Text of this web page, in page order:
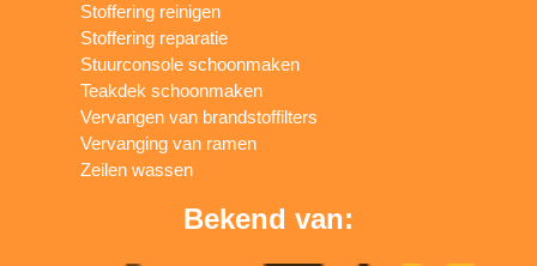
Stoffering reinigen
Stoffering reparatie
Stuurconsole schoonmaken
Teakdek schoonmaken
Vervangen van brandstoffilters
Vervanging van ramen
Zeilen wassen
Bekend van: